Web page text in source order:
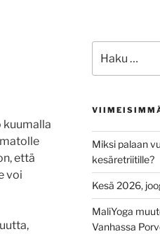
kuumalla
että
voi
Miksi palaan
kesäretriitille?
Kesä 2026,
MaliYoga
Vanhassa